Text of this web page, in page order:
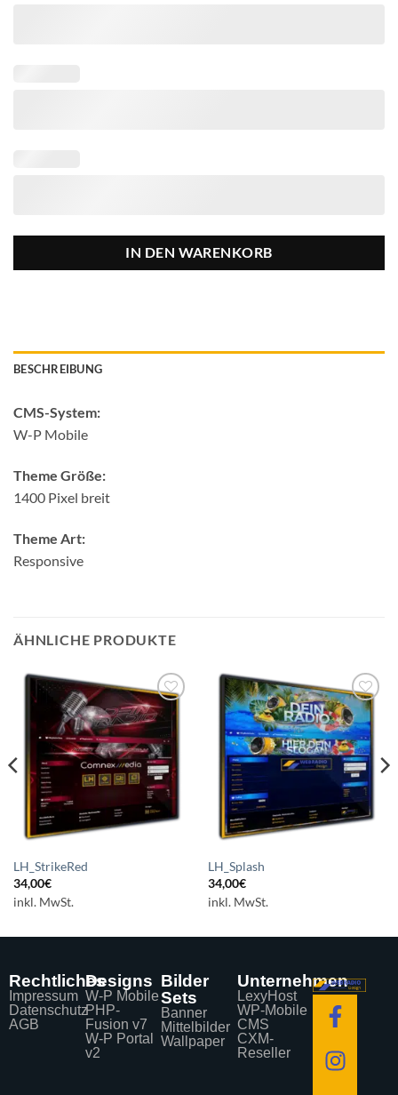
IN DEN WARENKORB
BESCHREIBUNG
CMS-System:
W-P Mobile
Theme Größe:
1400 Pixel breit
Theme Art:
Responsive
ÄHNLICHE PRODUKTE
Auf die
Wunschliste
setzen
LH_StrikeRed
34,00€
inkl. MwSt.
Auf die
Wunschliste
setzen
LH_Splash
34,00€
inkl. MwSt.
Rechtliches
Impressum
Datenschutz
AGB
Designs
W-P Mobile
PHP-
Fusion v7
W-P Portal
v2
Bilder
Sets
Banner
Mittelbilder
Wallpaper
Unternehmen
LexyHost
WP-Mobile
CMS
CXM-
Reseller